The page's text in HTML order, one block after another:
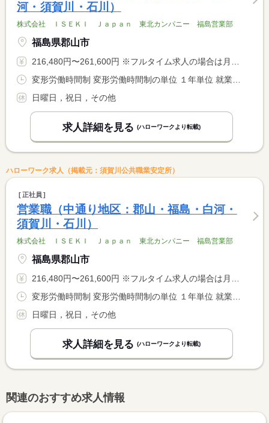
河・須賀川・石川）
株式会社 ＩＳＥＫＩ Ｊａｐａｎ 東北カンパニー 福島営業部
福島県郡山市
216,480円〜261,600円 ※フルタイム求人の場合は月額（換算額）、パート求人の場合は時間額を表示しています。
変形労働時間制 変形労働時間制の単位 １年単位 就業時間１ 8時30分〜17時00分 就業時間２ 8時30分〜17時30分 就業時間に関する特記事項 ９／１４〜１０／１５のみ就業時間２を適用 <BR> 他就業時間１
日曜日，祝日，その他
求人詳細を見る (ハローワークより転載)
ハローワーク求人（掲載元：須賀川公共職業安定所）
正社員
営業職（中通り地区：郡山・福島・白河・
須賀川・石川）
株式会社 ＩＳＥＫＩ Ｊａｐａｎ 東北カンパニー 福島営業部
福島県郡山市
216,480円〜261,600円 ※フルタイム求人の場合は月額（換算額）、パート求人の場合は時間額を表示しています。
変形労働時間制 変形労働時間制の単位 １年単位 就業時間１ 8時30分〜17時00分 就業時間２ 8時30分〜17時30分 就業時間に関する特記事項 ９／１４〜１０／１５のみ就業時間２を適用 <BR> 他就業時間１
日曜日，祝日，その他
求人詳細を見る (ハローワークより転載)
関連のおすすめ求人情報